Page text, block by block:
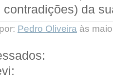
contradições) da
Pedro Oliveira às